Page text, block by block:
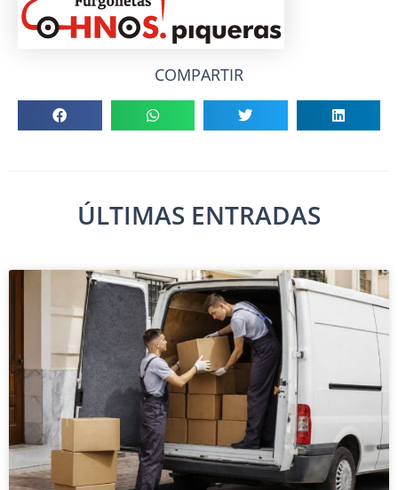
COMPARTIR
ÚLTIMAS ENTRADAS